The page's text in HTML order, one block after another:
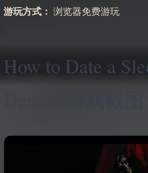
游玩方式： 浏览器免费游玩
How to Date a